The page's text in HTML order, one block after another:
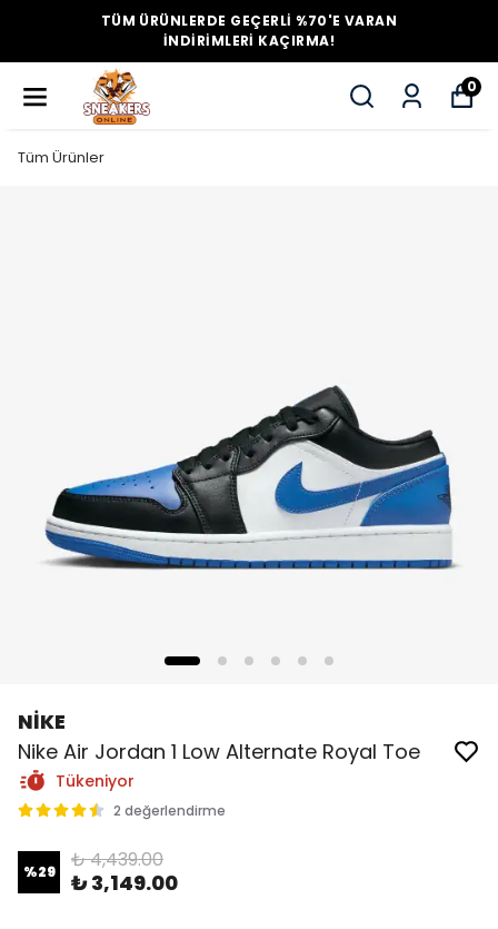
TÜM ÜRÜNLERDE GEÇERLİ %70'E VARAN
İNDİRİMLERİ KAÇIRMA!
0
Tüm Ürünler
NİKE
Nike Air Jordan 1 Low Alternate Royal Toe
Tükeniyor
2 değerlendirme
%29 ₺ 4,439.00
₺ 3,149.00